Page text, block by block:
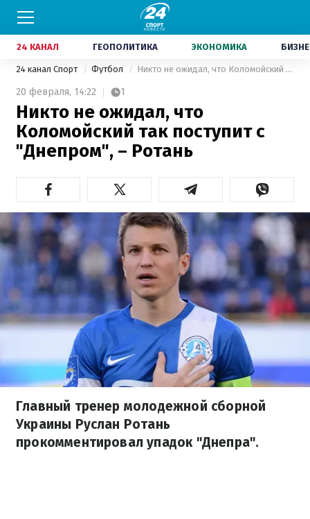
24 КАНАЛ ГЕОПОЛИТИКА ЭКОНОМИКА
24 канал Спорт Футбол Никто не ожидал, что Коломойский так поступит с "Днепром", – Ротань
20 февраля, 14:22 1
Никто не ожидал, что
Коломойский так поступит с
"Днепром", – Ротань
Главный тренер молодежной сборной
Украины Руслан Ротань
прокомментировал упадок "Днепра".